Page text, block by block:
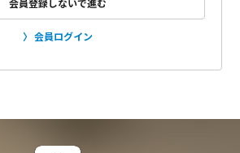
会員登録しないで進む
会員ログイン